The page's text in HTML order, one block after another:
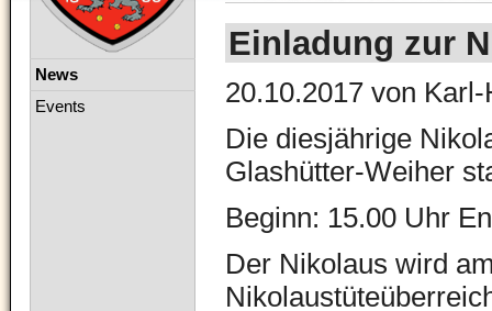
Einladung zur
20.10.2017 von
Die diesjährige
Glashütter-Weiher
Beginn: 15.00 Uhr
Der Nikolaus wird
Navigation
News
Events